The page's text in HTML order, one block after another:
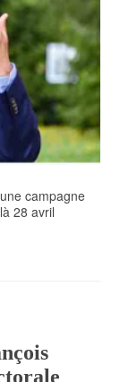
campagne
28 avril